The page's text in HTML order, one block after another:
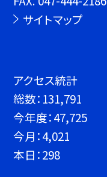
サイトマップ
アクセス統計
総数： 131,791
今年度：47,725
今月：4,021
本日：298